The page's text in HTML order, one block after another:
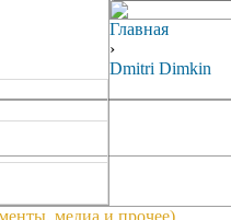
Главная
›
Dmitri Dimkin